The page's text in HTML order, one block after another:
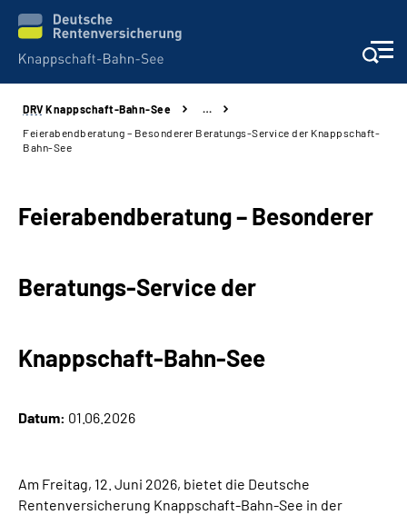
Aktuelles & Presse
Reha-Kliniken
Über uns & Karriere
Online-Services
Gebärdensprache
DRV Knappschaft-Bahn-See
…
Feierabendberatung – Besonderer Beratungs-Service der Knappschaft-
Bahn-See
Feierabendberatung – Besonderer
Beratungs-Service der
Knappschaft-Bahn-See
Datum: 01.06.2026
Am Freitag, 12. Juni 2026, bietet die Deutsche
Rentenversicherung Knappschaft-Bahn-See in der